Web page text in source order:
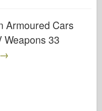
Armoured Cars
Weapons 33
→